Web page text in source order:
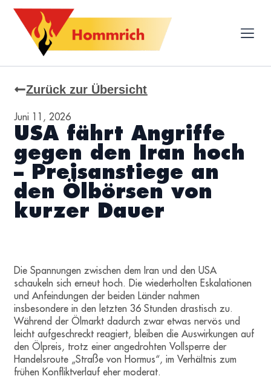
Zurück zur Übersicht
Juni 11, 2026
USA fährt Angriffe
gegen den Iran hoch
– Preisanstiege an
den Ölbörsen von
kurzer Dauer
Die Spannungen zwischen dem Iran und den USA
schaukeln sich erneut hoch. Die wiederholten Eskalationen
und Anfeindungen der beiden Länder nahmen
insbesondere in den letzten 36 Stunden drastisch zu.
Während der Ölmarkt dadurch zwar etwas nervös und
leicht aufgeschreckt reagiert, bleiben die Auswirkungen auf
den Ölpreis, trotz einer angedrohten Vollsperre der
Handelsroute „Straße von Hormus“, im Verhältnis zum
frühen Konfliktverlauf eher moderat.